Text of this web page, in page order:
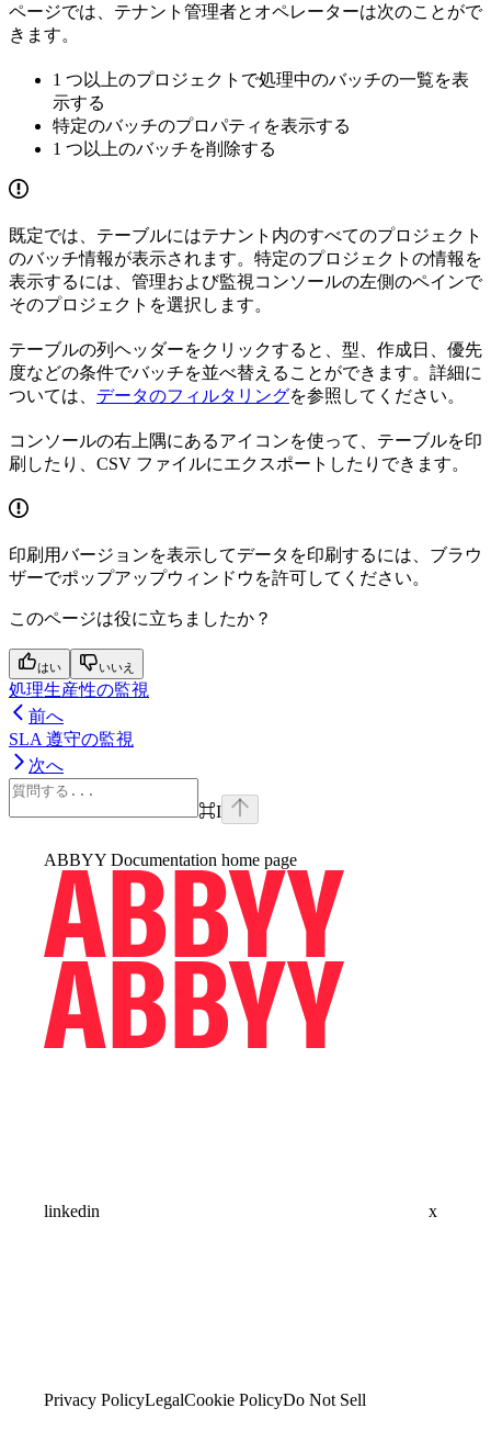
ページでは、テナント管理者とオペレーターは次のことがで
きます。
1 つ以上のプロジェクトで処理中のバッチの一覧を表
示する
特定のバッチのプロパティを表示する
1 つ以上のバッチを削除する
既定では、テーブルにはテナント内のすべてのプロジェクト
のバッチ情報が表示されます。特定のプロジェクトの情報を
表示するには、管理および監視コンソールの左側のペインで
そのプロジェクトを選択します。
テーブルの列ヘッダーをクリックすると、型、作成日、優先
度などの条件でバッチを並べ替えることができます。詳細に
ついては、 データのフィルタリングを参照してください。
コンソールの右上隅にあるアイコンを使って、テーブルを印
刷したり、CSV ファイルにエクスポートしたりできます。
印刷用バージョンを表示してデータを印刷するには、ブラウ
ザーでポップアップウィンドウを許可してください。
このページは役に立ちましたか？
はい いいえ
処理生産性の監視
前へ
SLA 遵守の監視
次へ
⌘I
ABBYY Documentation home page
linkedin x
Privacy PolicyLegalCookie PolicyDo Not Sell